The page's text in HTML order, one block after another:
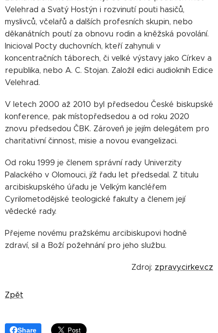
Velehrad a Svatý Hostýn i rozvinutí pouti hasičů,
myslivců, včelařů a dalších profesních skupin, nebo
děkanátních poutí za obnovu rodin a kněžská povolání.
Inicioval Pocty duchovních, kteří zahynuli v
koncentračních táborech, či velké výstavy jako Církev a
republika, nebo A. C. Stojan. Založil edici audioknih Edice
Velehrad.
V letech 2000 až 2010 byl předsedou České biskupské
konference, pak místopředsedou a od roku 2020
znovu předsedou ČBK. Zároveň je jejím delegátem pro
charitativní činnost, misie a novou evangelizaci.
Od roku 1999 je členem správní rady Univerzity
Palackého v Olomouci, jíž řadu let předsedal. Z titulu
arcibiskupského úřadu je Velkým kancléřem
Cyrilometodějské teologické fakulty a členem její
vědecké rady.
Přejeme novému pražskému arcibiskupovi hodně
zdraví, sil a Boží požehnání pro jeho službu.
Zdroj: zpravy.cirkev.cz
Zpět
Share